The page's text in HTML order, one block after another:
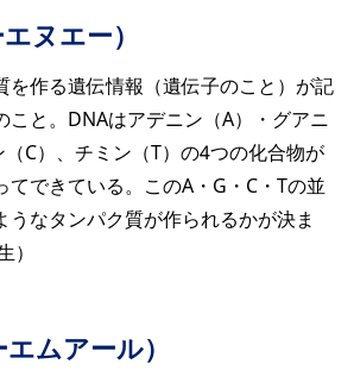
ヌエー）
を作る遺伝情報（遺伝子のこと）が記
こと。DNAはアデニン（A）・グアニ
C）、チミン（T）の4つの化合物が
てできている。このA・G・C・Tの並
うなタンパク質が作られるかが決ま
）
ムアール）